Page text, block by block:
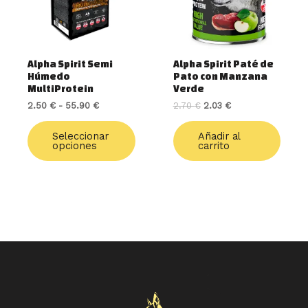
Alpha Spirit Semi
Húmedo
MultiProtein
2.50 € - 55.90 €
Seleccionar
opciones
producto
Alpha Spirit Paté de
Pato con Manzana
Verde
2.70€ 2.03 €
Añadir al
carrito